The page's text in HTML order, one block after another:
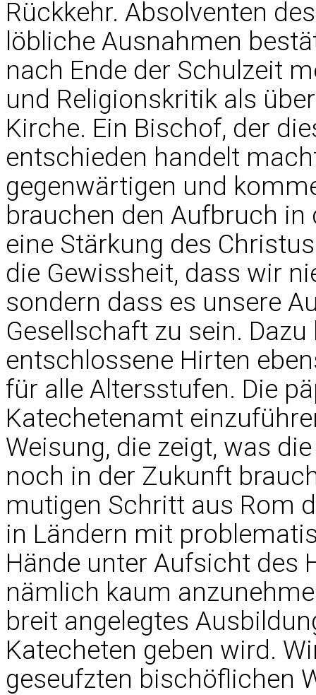
Rückkehr. Absolventen
löbliche Ausnahmen
nach Ende der Schulzeit
und Religionskritik als
Kirche. Ein Bischof, der
entschieden handelt
gegenwärtigen und
brauchen den Aufbruch
eine Stärkung des
die Gewissheit, dass wir
sondern dass es unsere
Gesellschaft zu sein.
entschlossene Hirten
für alle Altersstufen. Die
Katechetenamt
Weisung, die zeigt, was
noch in der Zukunft
mutigen Schritt aus Rom
in Ländern mit
Hände unter Aufsicht des
nämlich kaum
breit angelegtes
Katecheten geben wird.
geseufzten bischöflichen